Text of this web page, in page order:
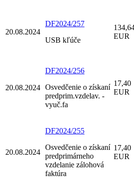
20.08.2024
DF2024/257
USB kľúče
EUR
20.08.2024
DF2024/256
Osvedčenie o získaní
predprim.vzdelav. -
vyuč.fa
17,40
EUR
20.08.2024
DF2024/255
Osvedčenie o získaní
predprimárneho
vzdelanie zálohová
faktúra
17,40
EUR